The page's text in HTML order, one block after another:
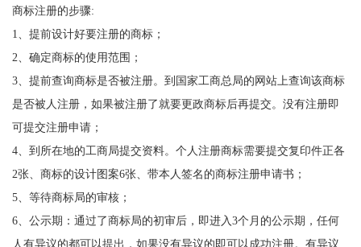
商标注册的步骤:
1、提前设计好要注册的商标；
2、确定商标的使用范围；
3、提前查询商标是否被注册。到国家工商总局的网站上查询该商标
是否被人注册，如果被注册了就要更政商标后再提交。没有注册即
可提交注册申请；
4、到所在地的工商局提交资料。个人注册商标需要提交复印件正各
2张、商标的设计图案6张、带本人签名的商标注册申请书；
5、等待商标局的审核；
6、公示期：通过了商标局的初审后，即进入3个月的公示期，任何
人有异议的都可以提出，如果没有异议的即可以成功注册。有异议